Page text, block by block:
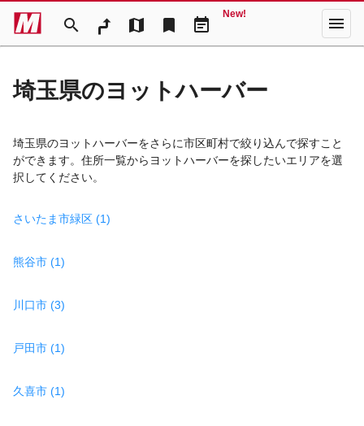
search map bookmark event_note
New! menu
埼玉県のヨットハーバー
埼玉県のヨットハーバーをさらに市区町村で絞り込んで探すこと
ができます。住所一覧からヨットハーバーを探したいエリアを選
択してください。
さいたま市緑区 (1)
熊谷市 (1)
川口市 (3)
戸田市 (1)
久喜市 (1)